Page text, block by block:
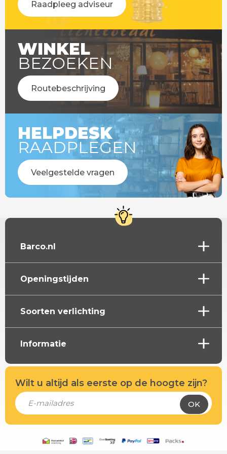
Raadpleeg adviseur
WINKEL
BEZOEKEN
Routebeschrijving
HELPDESK
RAADPLEGEN
Veelgestelde vragen
Barco.nl
Openingstijden
Soorten verlichting
Informatie
Wilt u altijd als eerste op de hoogte zijn?
OK